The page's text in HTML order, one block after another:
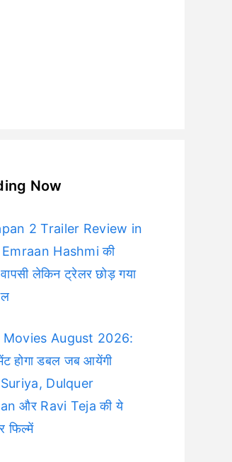
Now
2 Trailer Review in
Hashmi की
वापसी लेकिन ट्रेलर छोड़ गया
Movies August 2026:
होगा डबल जब आयेंगी
Dulquer
और Ravi Teja की ये
फिल्में